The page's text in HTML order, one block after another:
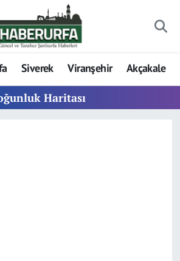
Siverek Viranşehir Akçakale
Haritası